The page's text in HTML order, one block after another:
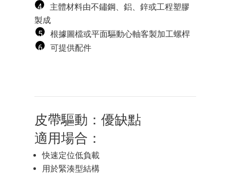
4
主體材料由不鏽鋼、鋁、鋅或工程塑膠
製成
5
根據圖檔或平面驅動心軸客製加工螺桿
6
可提供配件
皮帶驅動：優缺點
適用場合：
快速定位低負載
用於緊湊型結構